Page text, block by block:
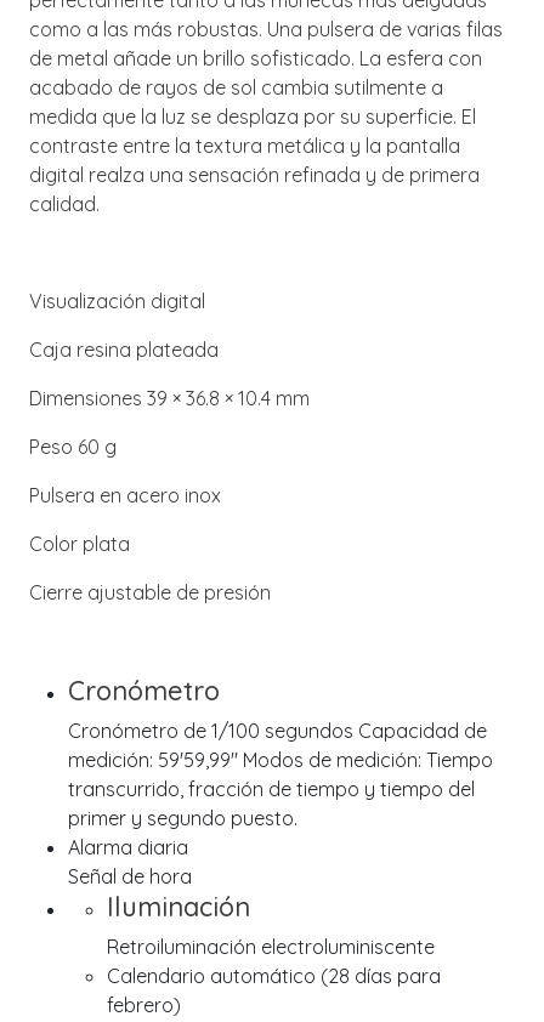
como a las más robustas. Una pulsera de varias filas
de metal añade un brillo sofisticado. La esfera con
acabado de rayos de sol cambia sutilmente a
medida que la luz se desplaza por su superficie. El
contraste entre la textura metálica y la pantalla
digital realza una sensación refinada y de primera
calidad.
Visualización digital
Caja resina plateada
Dimensiones 39 × 36.8 × 10.4 mm
Peso 60 g
Pulsera en acero inox
Color plata
Cierre ajustable de presión
Cronómetro
Cronómetro de 1/100 segundos Capacidad de
medición: 59'59,99" Modos de medición: Tiempo
transcurrido, fracción de tiempo y tiempo del
primer y segundo puesto.
Alarma diaria
Señal de hora
Iluminación
Retroiluminación electroluminiscente
Calendario automático (28 días para
febrero)